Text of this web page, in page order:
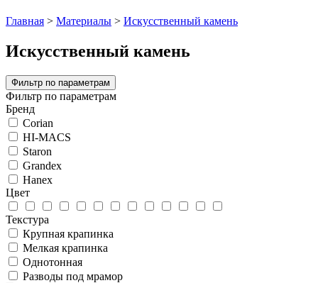
Главная > Материалы > Искусственный камень
Искусственный камень
Фильтр по параметрам
Фильтр по параметрам
Бренд
Corian
HI-MACS
Staron
Grandex
Hanex
Цвет
Текстура
Крупная крапинка
Мелкая крапинка
Однотонная
Разводы под мрамор